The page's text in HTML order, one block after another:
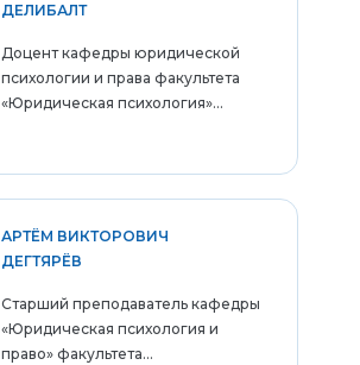
ДЕЛИБАЛТ
Доцент кафедры юридической
психологии и права факультета
«Юридическая психология»...
АРТЁМ ВИКТОРОВИЧ
ДЕГТЯРЁВ
Старший преподаватель кафедры
«Юридическая психология и
право» факультета...